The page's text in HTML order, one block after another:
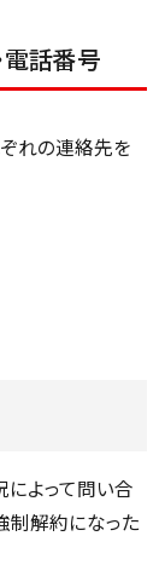
電話番号
れの連絡先を
よって問い合
制解約になった